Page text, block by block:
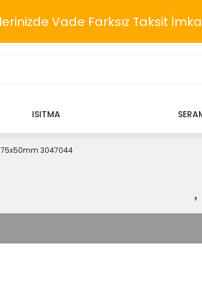
Vade Farksız Taksit
ISITMA
75x50mm 3047044